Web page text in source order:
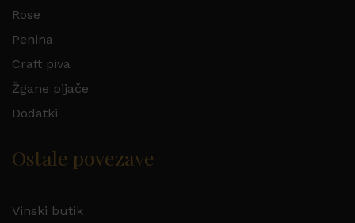
Rose
Penina
Craft piva
Žgane pijače
Dodatki
Ostale povezave
Vinski butik